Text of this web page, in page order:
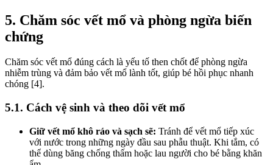
5. Chăm sóc vết mổ và phòng ngừa biến
chứng
Chăm sóc vết mổ đúng cách là yếu tố then chốt để phòng ngừa
nhiễm trùng và đảm bảo vết mổ lành tốt, giúp bé hồi phục nhanh
chóng [4].
5.1. Cách vệ sinh và theo dõi vết mổ
Giữ vết mổ khô ráo và sạch sẽ: Tránh để vết mổ tiếp xúc
với nước trong những ngày đầu sau phẫu thuật. Khi tắm, có
thể dùng băng chống thấm hoặc lau người cho bé bằng khăn